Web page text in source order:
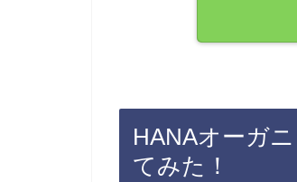
HANAオーガ
てみた！